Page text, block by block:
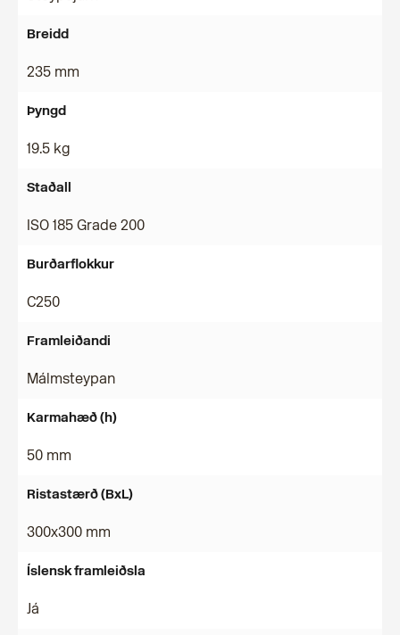
Breidd
235 mm
Þyngd
19.5 kg
Staðall
ISO 185 Grade 200
Burðarflokkur
C250
Framleiðandi
Málmsteypan
Karmahæð (h)
50 mm
Ristastærð (BxL)
300x300 mm
Íslensk framleiðsla
Já